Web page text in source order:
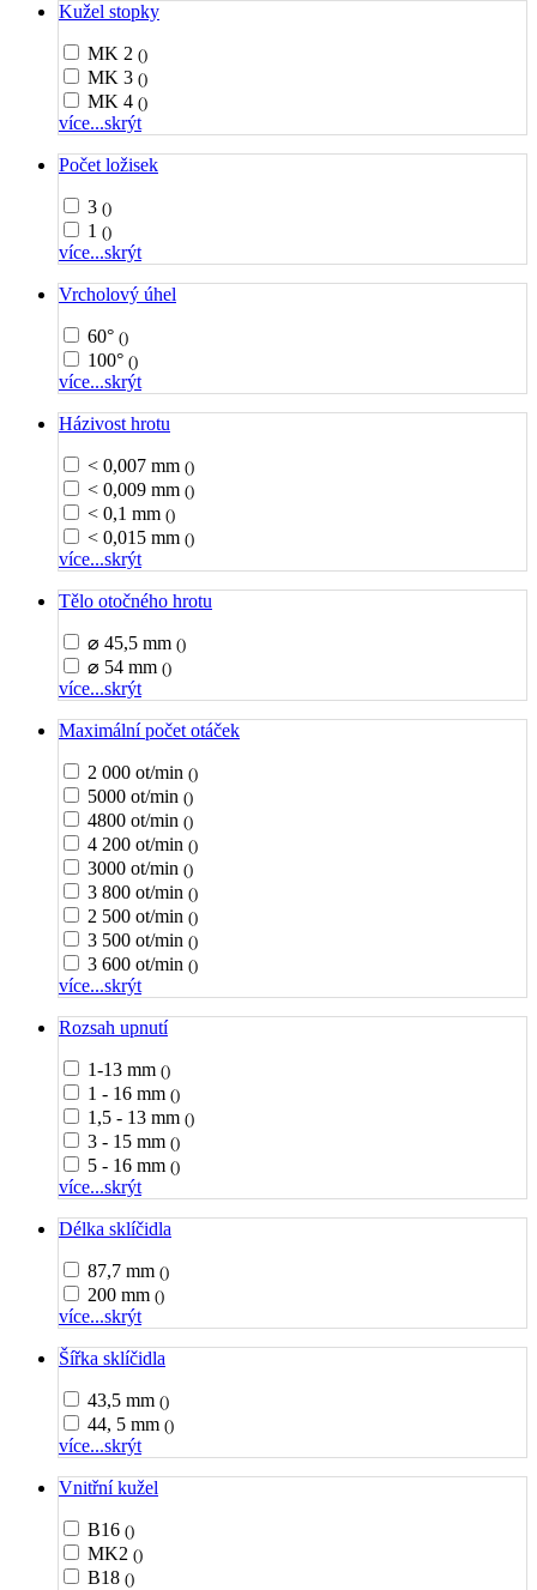
Kužel stopky
MK 2 ()
MK 3 ()
MK 4 ()
více...skrýt
Počet ložisek
3 ()
1 ()
více...skrýt
Vrcholový úhel
60° ()
100° ()
více...skrýt
Házivost hrotu
< 0,007 mm ()
< 0,009 mm ()
< 0,1 mm ()
< 0,015 mm ()
více...skrýt
Tělo otočného hrotu
⌀ 45,5 mm ()
⌀ 54 mm ()
více...skrýt
Maximální počet otáček
2 000 ot/min ()
5000 ot/min ()
4800 ot/min ()
4 200 ot/min ()
3000 ot/min ()
3 800 ot/min ()
2 500 ot/min ()
3 500 ot/min ()
3 600 ot/min ()
více...skrýt
Rozsah upnutí
1-13 mm ()
1 - 16 mm ()
1,5 - 13 mm ()
3 - 15 mm ()
5 - 16 mm ()
více...skrýt
Délka sklíčidla
87,7 mm ()
200 mm ()
více...skrýt
Šířka sklíčidla
43,5 mm ()
44, 5 mm ()
více...skrýt
Vnitřní kužel
B16 ()
MK2 ()
B18 ()